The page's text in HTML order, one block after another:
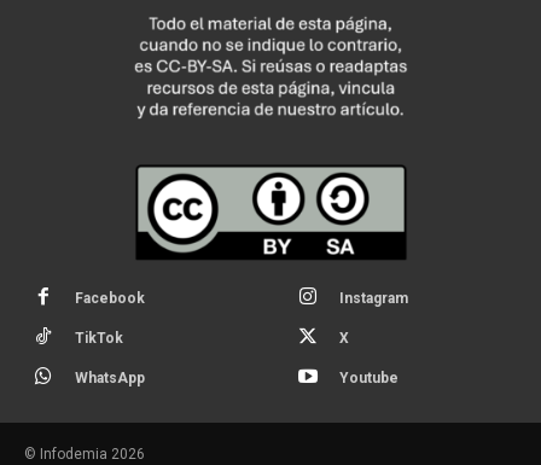
Facebook Instagram
TikTok X
WhatsApp Youtube
© Infodemia 2026